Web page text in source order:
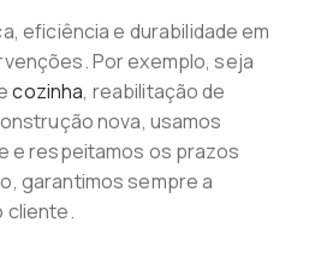
eficiência e durabilidade em
Por exemplo, seja
cozinha, reabilitação de
nova, usamos
e respeitamos os prazos
garantimos sempre a
cliente.